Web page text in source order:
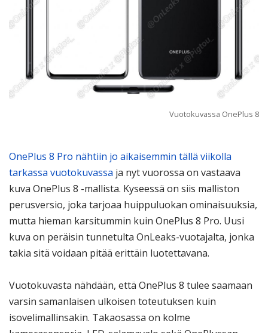
Vuotokuvassa OnePlus 8
OnePlus 8 Pro nähtiin jo aikaisemmin tällä viikolla
tarkassa vuotokuvassa ja nyt vuorossa on vastaava
kuva OnePlus 8 -mallista. Kyseessä on siis malliston
perusversio, joka tarjoaa huippuluokan ominaisuuksia,
mutta hieman karsitummin kuin OnePlus 8 Pro. Uusi
kuva on peräisin tunnetulta OnLeaks-vuotajalta, jonka
takia sitä voidaan pitää erittäin luotettavana.
Vuotokuvasta nähdään, että OnePlus 8 tulee saamaan
varsin samanlaisen ulkoisen toteutuksen kuin
isovelimallinsakin. Takaosassa on kolme